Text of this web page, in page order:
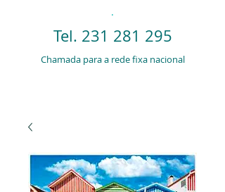
.
Tel. 231 281 295
Chamada para a rede fixa nacional